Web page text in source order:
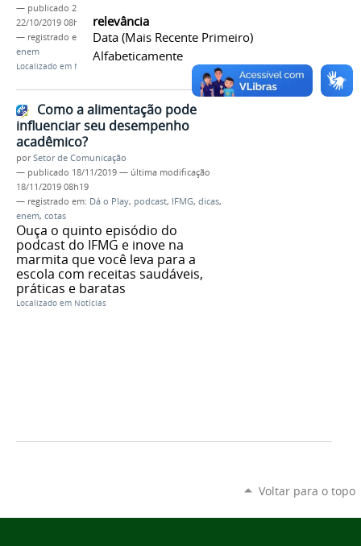
relevância
Data (mais Recente Primeiro)
Alfabeticamente
— publicado 22/10/2019
22/10/2019 08h07
— registrado em:
Dá o Play,podcast,IFMG, cotas,
enem
Localizado em Notícias
Como a alimentação pode
influenciar seu desempenho
acadêmico?
porSetor de Comunicação
— publicado 18/11/2019 — última modificação
18/11/2019 08h19
— registrado em: Dá o Play, podcast, IFMG, dicas,
enem, cotas
Ouça o quinto episódio do
podcast do IFMG e inove na
marmita que você leva para a
escola com receitas saudáveis,
práticas e baratas
Localizado em Notícias
Voltar para o topo